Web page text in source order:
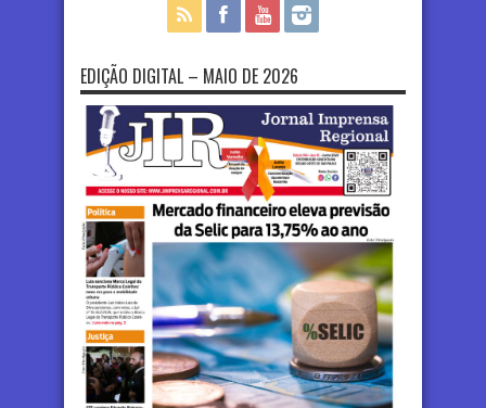
EDIÇÃO DIGITAL – MAIO DE 2026